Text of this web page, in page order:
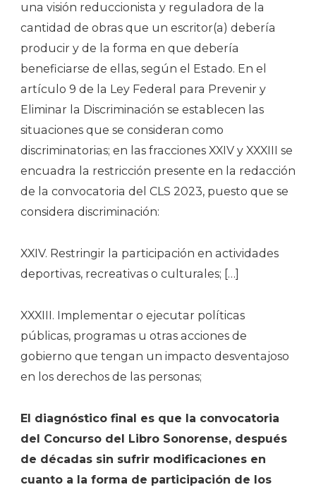
una visión reduccionista y reguladora de la
cantidad de obras que un escritor(a) debería
producir y de la forma en que debería
beneficiarse de ellas, según el Estado. En el
artículo 9 de la Ley Federal para Prevenir y
Eliminar la Discriminación se establecen las
situaciones que se consideran como
discriminatorias; en las fracciones XXIV y XXXIII se
encuadra la restricción presente en la redacción
de la convocatoria del CLS 2023, puesto que se
considera discriminación:
XXIV. Restringir la participación en actividades
deportivas, recreativas o culturales; […]
XXXIII. Implementar o ejecutar políticas
públicas, programas u otras acciones de
gobierno que tengan un impacto desventajoso
en los derechos de las personas;
El diagnóstico final es que la convocatoria
del Concurso del Libro Sonorense, después
de décadas sin sufrir modificaciones en
cuanto a la forma de participación de los